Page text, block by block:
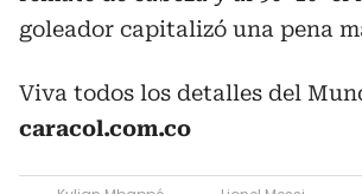
goleador capitalizó una pena
Viva todos los detalles del
caracol.com.co